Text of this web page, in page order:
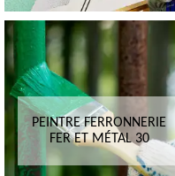
PEINTRE FERRONNERIE
FER ET MÉTAL 30